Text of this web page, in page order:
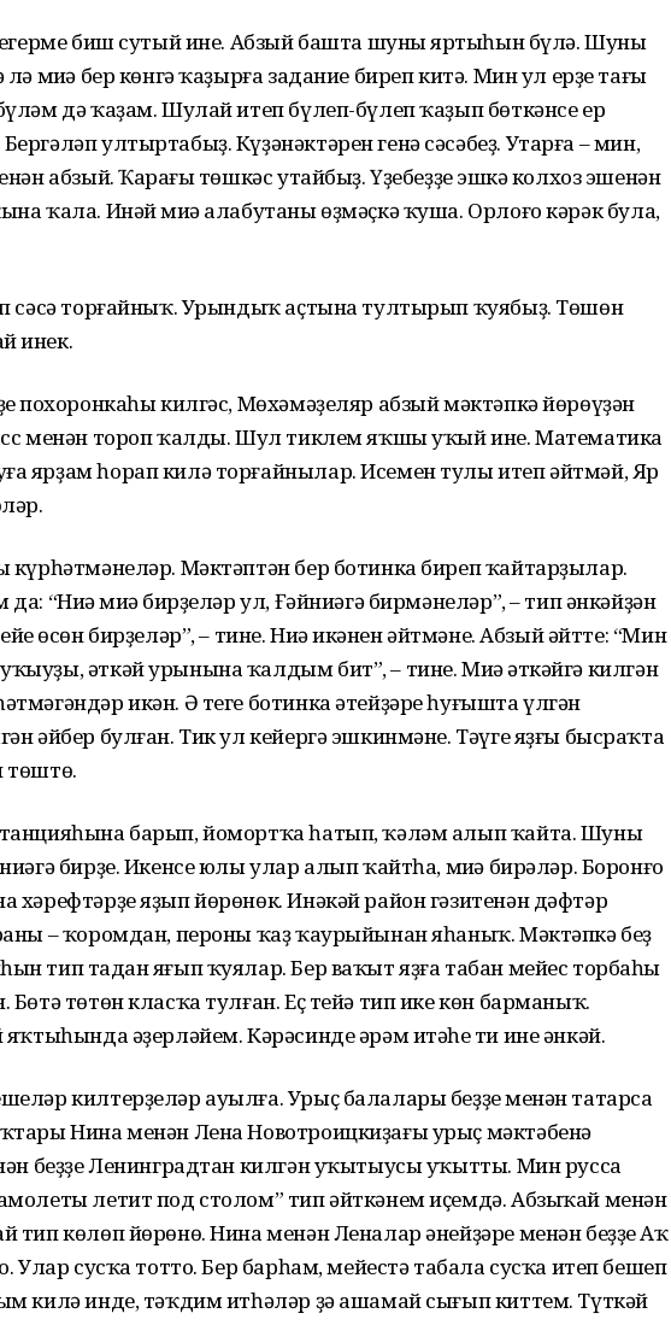
егерме биш сутый ине. Абзый башта шуның яртыһын бүлә. Шуны
миңә бер көнгә ҡаҙырға задание биреп китә. Мин ул ерҙе тағы
дә ҡаҙам. Шулай итеп бүлеп-бүлеп ҡаҙып бөткәнсе ер
ултыртабыҙ. Күҙәнәктәрен генә сәсәбеҙ. Утарға – мин,
абзый. Ҡараңғы төшкәс утайбыҙ. Үҙебеҙҙең эшкә колхоз эшенән
ҡала. Инәй миңә алабутаны өҙмәҫкә ҡуша. Орлоғо кәрәк була,
сәсә торғайныҡ. Урындыҡ аҫтына тултырып ҡуябыҙ. Төшөн
инек.
похоронкаһы килгәс, Мөхәмәҙеляр абзый мәктәпкә йөрөүҙән
менән тороп ҡалды. Шул тиклем яҡшы уҡый ине. Математика
ярҙам һорап килә торғайнылар. Исемен тулы итеп әйтмәй, Яр
күрһәтмәнеләр. Мәктәптән бер ботинка биреп ҡайтарҙылар.
“Ниңә миңә бирҙеләр ул, Ғәйниәгә бирмәнеләр”, – тип әнкәйҙән
өсөн бирҙеләр”, – тине. Ниңә икәнен әйтмәне. Абзый әйтте: “Мин
әткәй урынына ҡалдым бит”, – тине. Миңә әткәйгә килгән
икән. Ә теге ботинка әтейҙәре һуғышта үлгән
әйбер булған. Тик ул кейергә эшкинмәне. Тәүге яҙғы бысраҡта
төштө.
барып, йомортҡа һатып, ҡәләм алып ҡайта. Шуны
бирҙе. Икенсе юлы улар алып ҡайтһа, миңә бирәләр. Боронғо
хәрефтәрҙе яҙып йөрөнөк. Инәкәй район гәзитенән дәфтәр
– ҡоромдан, пероны ҡаҙ ҡаурыйынан яһаныҡ. Мәктәпкә беҙ
тип таңдан яғып ҡуялар. Бер ваҡыт яҙға табан мейес торбаһы
Бөтә төтөн класҡа тулған. Еҫ тейә тип ике көн барманыҡ.
әҙерләйем. Кәрәсинде әрәм итәһең ти ине әнкәй.
килтерҙеләр ауылға. Урыҫ балалары беҙҙең менән татарса
Нина менән Лена Новотроицкиҙағы урыҫ мәктәбенә
беҙҙе Ленинградтан килгән уҡытыусы уҡытты. Мин русса
летит под столом” тип әйткәнем иҫемдә. Абзыҡай менән
тип көлөп йөрөнө. Нина менән Леналар әнейҙәре менән беҙҙең Аҡ
Улар сусҡа тотто. Бер барһам, мейестә табала сусҡа итеп бешеп
килә инде, тәҡдим итһәләр ҙә ашамай сығып киттем. Түткәй